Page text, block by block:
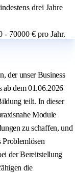
drei Jahre
- 70000 € pro Jahr.
der unser Business
ab dem 01.06.2026
teilt. In dieser
Module
zu schaffen, und
der Bereitstellung
die